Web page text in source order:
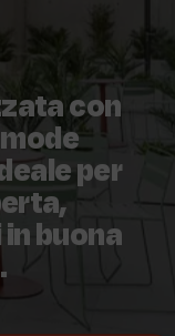
con
per
buona